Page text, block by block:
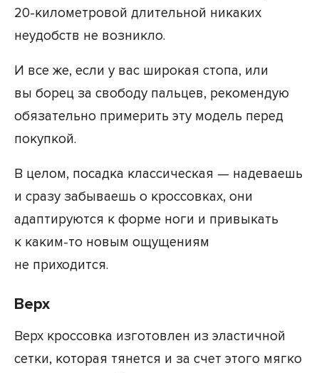
20-километровой длительной никаких
неудобств не возникло.
И все же, если у вас широкая стопа, или
вы борец за свободу пальцев, рекомендую
обязательно примерить эту модель перед
покупкой.
В целом, посадка классическая — надеваешь
и сразу забываешь о кроссовках, они
адаптируются к форме ноги и привыкать
к каким-то новым ощущениям
не приходится.
Верх
Верх кроссовка изготовлен из эластичной
сетки, которая тянется и за счет этого мягко